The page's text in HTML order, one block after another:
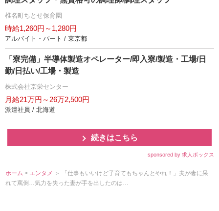
椎名町ちとせ保育園
時給1,260円～1,280円
アルバイト・パート / 東京都
「寮完備」半導体製造オペレーター/即入寮/製造・工場/日
勤/日払い/工場・製造
株式会社京栄センター
月給21万円～26万2,500円
派遣社員 / 北海道
続きはこちら
sponsored by 求人ボックス
ホーム > エンタメ ＞ 「仕事もいいけど子育てもちゃんとやれ！」夫が妻に呆
れて罵倒…気力を失った妻が手を出したのは…